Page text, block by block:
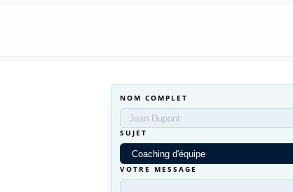
NOM COMPLET
SUJET
VOTRE MESSAGE